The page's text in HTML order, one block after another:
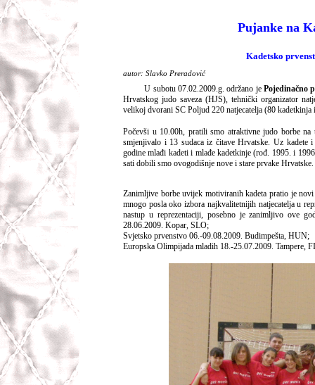
Pujanke na
Kadetsko
autor: Slavko Preradović
U subotu 07.02.2009.g. održano jePojedinačno
Hrvatskog judo saveza (HJS), tehnički organizator
velikoj dvorani SC Poljud 220 natjecatelja (80
Počevši u 10.00h, pratili smo atraktivne judo borbe
smjenjivalo i 13 sudaca iz čitave Hrvatske. Uz
godine mlađi kadeti i mlađe kadetkinje (rođ. 1995. i
sati dobili smo ovogodišnje nove i stare prvake Hrvatske.
Zanimljive borbe uvijek motiviranih kadeta pratio je
mnogo posla oko izbora najkvalitetnijih natjecatelja u
nastup u reprezentaciji, posebno je zanimljivo ove
28.06.2009. Kopar, SLO;
Svjetsko prvenstvo 06.-09.08.2009. Budimpešta, HUN;
Europska Olimpijada mladih 18.-25.07.2009. Tampere,